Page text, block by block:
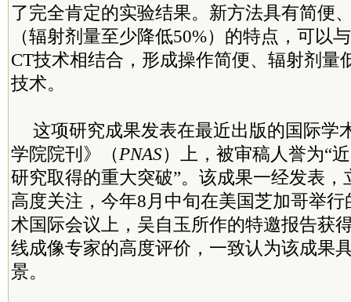
了完全肯定的实验结果。新方法具有简便
（辐射剂量至少降低50%）的特点，可以
CT技术相结合，形成操作简便、辐射剂量
技术。
这项研究成果发表在最近出版的国际学
学院院刊》（PNAS）上，被审稿人誉为“
研究取得的重大突破”。该成果一经发表
高度关注，今年8月中旬在美国芝加哥举
术国际会议上，吴自玉所作的特邀报告获
线成像专家的高度评价，一致认为该成果
景。